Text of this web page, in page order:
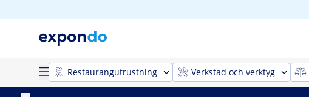
Restaurangutrustning Verkstad och verktyg